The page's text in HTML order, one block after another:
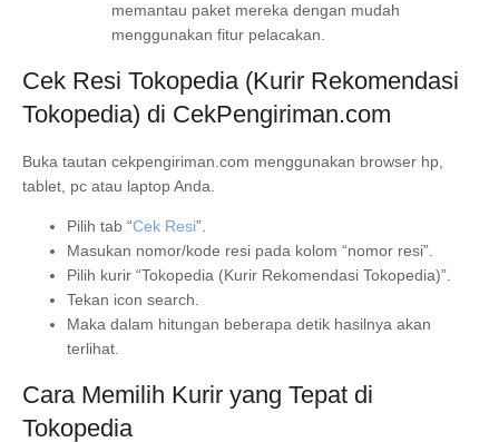
memantau paket mereka dengan mudah
menggunakan fitur pelacakan.
Cek Resi Tokopedia (Kurir Rekomendasi
Tokopedia) di CekPengiriman.com
Buka tautan cekpengiriman.com menggunakan browser hp,
tablet, pc atau laptop Anda.
Pilih tab “Cek Resi”.
Masukan nomor/kode resi pada kolom “nomor resi”.
Pilih kurir “Tokopedia (Kurir Rekomendasi Tokopedia)”.
Tekan icon search.
Maka dalam hitungan beberapa detik hasilnya akan
terlihat.
Cara Memilih Kurir yang Tepat di
Tokopedia